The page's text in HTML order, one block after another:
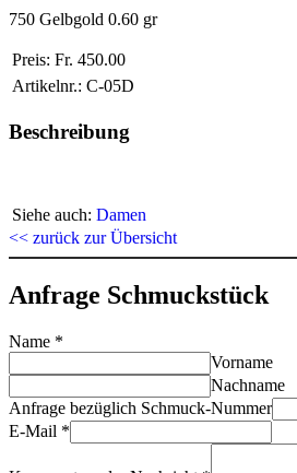
750 Gelbgold 0.60 gr
Preis: Fr. 450.00
Artikelnr.: C-05D
Beschreibung
Siehe auch: Damen
<< zurück zur Übersicht
Anfrage Schmuckstück
Name *
Vorname
Nachname
Anfrage bezüglich Schmuck-Nummer
E-Mail *